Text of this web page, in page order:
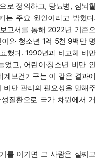
로 정의하고, 당뇨병, 심뇌혈
는 주요 원인이라고 밝혔다.
고서를 통해 2022년 기준으
와 청소년 1억 5천 9백만 명
했다. 1990년과 비교해 비만
고, 어린이·청소년 비만 인
보건기구는 이 같은 결과에
비만 관리의 필요성을 말해주
질환으로 국가 차원에서 개
를 이기면 그 사람은 살찌고